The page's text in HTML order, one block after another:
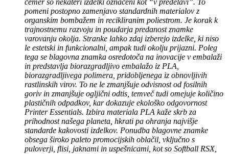
čemer so nekateri izdelki označeni kot “v predelavi”. To
pomeni postopno zamenjavo standardnih materialov z
organskim bombažem in recikliranim poliestrom. Je korak k
trajnostnemu razvoju in poudarja predanost znamke
varovanju okolja. Stranke lahko zdaj izberejo izdelke, ki niso
le estetski in funkcionalni, ampak tudi okolju prijazni. Poleg
tega se blagovna znamka osredotoča na inovacije v embalaži
in predstavlja biorazgradljivo embalažo iz PLA,
biorazgradljivega polimera, pridobljenega iz obnovljivih
rastlinskih virov. To ne le zmanjšuje odvisnost od fosilnih
goriv in zmanjšuje ogljični odtis, temveč tudi omejuje količino
plastičnih odpadkov, kar dokazuje ekološko odgovornost
Printer Essentials. Izbira materiala PLA kaže skrb za
prihodnost našega planeta, hkrati pa ohranja najvišje
standarde kakovosti izdelkov. Ponudba blagovne znamke
obsega široko paleto promocijskih oblačil, vključno s
puloverji, flisi, jaknami in uspešnicami, kot so Softball RSX,